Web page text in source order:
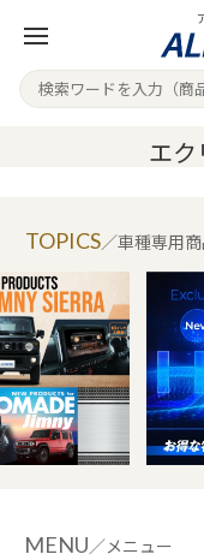
エク
／車種専用
MENU／メニュー